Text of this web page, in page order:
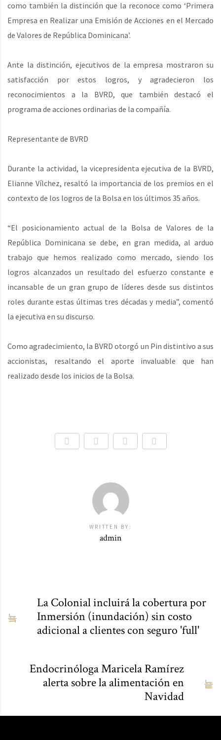
como también la distinción que la reconoce como ‘Primera
Empresa en Realizar una Emisión de Acciones en el Mercado
de Valores de República Dominicana’.
Ante la distinción, ejecutivos de la empresa mostraron su
satisfacción por estos logros, y agradecieron los
reconocimientos a la BVRD, que también destacó el
programa de acciones ordinarias de la compañía.
Representante de BVRD
Durante la actividad, la vicepresidenta ejecutiva de la BVRD,
Elianne Vílchez, resaltó la importancia de los premios en el
contexto de los logros de la Bolsa en los últimos 35 años.
“El posicionamiento actual de la Bolsa de Valores de la
República Dominicana se debe, en gran medida, al arduo
trabajo que hemos realizado como mercado, siendo los
logros alcanzados un resultado del esfuerzo constante e
incansable de un gran grupo de líderes desde sus distintos
roles durante estas últimas tres décadas y media”, comentó
la ejecutiva en su discurso.
Como agradecimiento, la BVRD otorgó un Pin distintivo a sus
accionistas, resaltando el aporte invaluable que han
realizado desde los inicios de la Bolsa.
WRITTEN BY:
admin
La Colonial incluirá la cobertura por
Inmersión (inundación) sin costo
adicional a clientes con seguro 'full'
Endocrinóloga Maricela Ramírez
alerta sobre la alimentación en
Navidad